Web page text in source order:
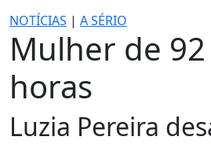
NOTÍCIAS | A SÉRIO
Mulher de
horas
Luzia Pereira